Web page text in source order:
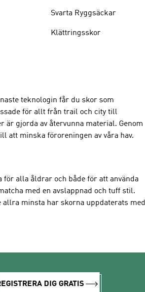
Svarta Ryggsäckar
Klättringsskor
teknologin får du skor som
för allt från trail och city till
är gjorda av återvunna material. Genom
att minska föroreningen av våra hav.
alla åldrar och både för att använda
med en avslappnad och tuff stil.
minsta har skorna uppdaterats med
DIG GRATIS